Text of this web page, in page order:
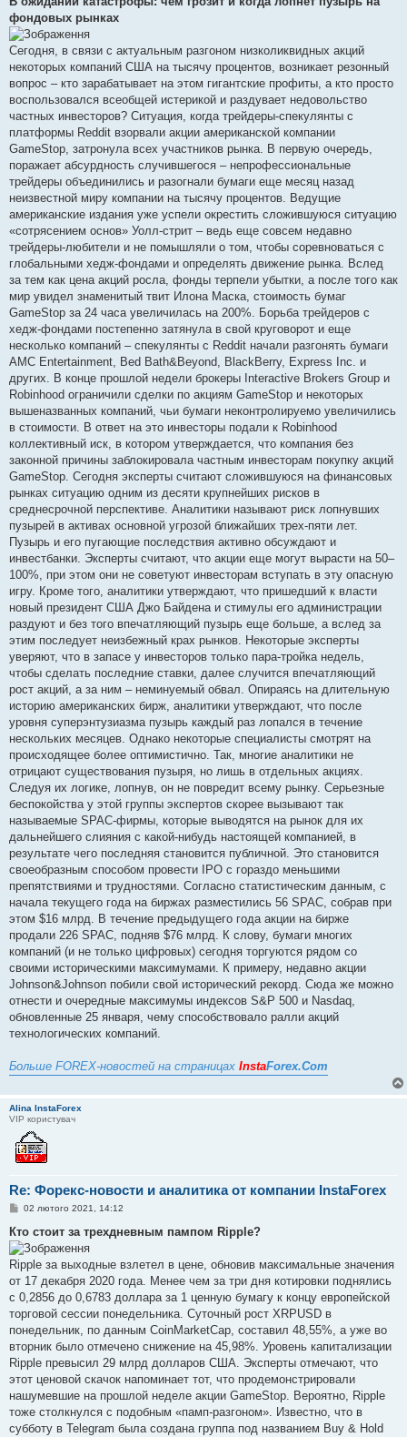
д
о
м
л
е
н
я
фондовых рынках
Сегодня, в связи с актуальным разгоном низколиквидных акций
некоторых компаний США на тысячу процентов, возникает резонный
вопрос – кто зарабатывает на этом гигантские профиты, а кто просто
воспользовался всеобщей истерикой и раздувает недовольство
частных инвесторов? Ситуация, когда трейдеры-спекулянты с
платформы Reddit взорвали акции американской компании
GameStop, затронула всех участников рынка. В первую очередь,
поражает абсурдность случившегося – непрофессиональные
трейдеры объединились и разогнали бумаги еще месяц назад
неизвестной миру компании на тысячу процентов. Ведущие
американские издания уже успели окрестить сложившуюся ситуацию
«сотрясением основ» Уолл-стрит – ведь еще совсем недавно
трейдеры-любители и не помышляли о том, чтобы соревноваться с
глобальными хедж-фондами и определять движение рынка. Вслед
за тем как цена акций росла, фонды терпели убытки, а после того как
мир увидел знаменитый твит Илона Маска, стоимость бумаг
GameStop за 24 часа увеличилась на 200%. Борьба трейдеров с
хедж-фондами постепенно затянула в свой круговорот и еще
несколько компаний – спекулянты с Reddit начали разгонять бумаги
AMC Entertainment, Bed Bath&Beyond, BlackBerry, Express Inс. и
других. В конце прошлой недели брокеры Interactive Brokers Group и
Robinhood ограничили сделки по акциям GameStop и некоторых
вышеназванных компаний, чьи бумаги неконтролируемо увеличились
в стоимости. В ответ на это инвесторы подали к Robinhood
коллективный иск, в котором утверждается, что компания без
законной причины заблокировала частным инвесторам покупку акций
GameStop. Сегодня эксперты считают сложившуюся на финансовых
рынках ситуацию одним из десяти крупнейших рисков в
среднесрочной перспективе. Аналитики называют риск лопнувших
пузырей в активах основной угрозой ближайших трех-пяти лет.
Пузырь и его пугающие последствия активно обсуждают и
инвестбанки. Эксперты считают, что акции еще могут вырасти на 50–
100%, при этом они не советуют инвесторам вступать в эту опасную
игру. Кроме того, аналитики утверждают, что пришедший к власти
новый президент США Джо Байдена и стимулы его администрации
раздуют и без того впечатляющий пузырь еще больше, а вслед за
этим последует неизбежный крах рынков. Некоторые эксперты
уверяют, что в запасе у инвесторов только пара-тройка недель,
чтобы сделать последние ставки, далее случится впечатляющий
рост акций, а за ним – неминуемый обвал. Опираясь на длительную
историю американских бирж, аналитики утверждают, что после
уровня суперэнтузиазма пузырь каждый раз лопался в течение
нескольких месяцев. Однако некоторые специалисты смотрят на
происходящее более оптимистично. Так, многие аналитики не
отрицают существования пузыря, но лишь в отдельных акциях.
Следуя их логике, лопнув, он не повредит всему рынку. Серьезные
беспокойства у этой группы экспертов скорее вызывают так
называемые SPAC-фирмы, которые выводятся на рынок для их
дальнейшего слияния с какой-нибудь настоящей компанией, в
результате чего последняя становится публичной. Это становится
своеобразным способом провести IPO с гораздо меньшими
препятствиями и трудностями. Согласно статистическим данным, с
начала текущего года на биржах разместились 56 SPAC, собрав при
этом $16 млрд. В течение предыдущего года акции на бирже
продали 226 SPAC, подняв $76 млрд. К слову, бумаги многих
компаний (и не только цифровых) сегодня торгуются рядом со
своими историческими максимумами. К примеру, недавно акции
Johnson&Johnson побили свой исторический рекорд. Сюда же можно
отнести и очередные максимумы индексов S&P 500 и Nasdaq,
обновленные 25 января, чему способствовало ралли акций
технологических компаний.
Больше FOREX-новостей на страницах InstaForex.Com
Alina InstaForex
VIP користувач
Re: Форекс-новости и аналитика от компании InstaForex
П
в
і
д
о
м
е
н
я
02 лютого 2021, 14:12
Кто стоит за трехдневным пампом Ripple?
Ripple за выходные взлетел в цене, обновив максимальные значения
от 17 декабря 2020 года. Менее чем за три дня котировки поднялись
с 0,2856 до 0,6783 доллара за 1 ценную бумагу к концу европейской
торговой сессии понедельника. Суточный рост XRPUSD в
понедельник, по данным CoinMarketCap, составил 48,55%, а уже во
вторник было отмечено снижение на 45,98%. Уровень капитализации
Ripple превысил 29 млрд долларов США. Эксперты отмечают, что
этот ценовой скачок напоминает тот, что продемонстрировали
нашумевшие на прошлой неделе акции GameStop. Вероятно, Ripple
тоже столкнулся с подобным «памп-разгоном». Известно, что в
субботу в Telegram была создана группа под названием Buy & Hold